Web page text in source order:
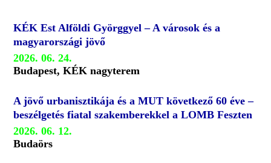
KÉK Est Alföldi Györggyel – A városok és a
magyarországi jövő
2026. 06. 24.
Budapest, KÉK nagyterem
A jövő urbanisztikája és a MUT következő 60 éve –
beszélgetés fiatal szakemberekkel a LOMB Feszten
2026. 06. 12.
Budaörs